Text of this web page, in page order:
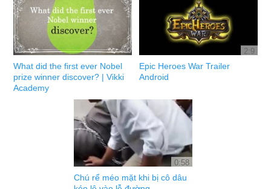
What did the first ever Nobel
prize winner discover? | Vikki
Academy
2:9
Epic Heroes War Trailer
Android
0:58
Chú rể méo mặt khi bị cô dâu